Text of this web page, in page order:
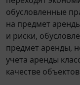
обусловленные
на предмет
и риски,
предмет аренды,
учета аренды
качестве